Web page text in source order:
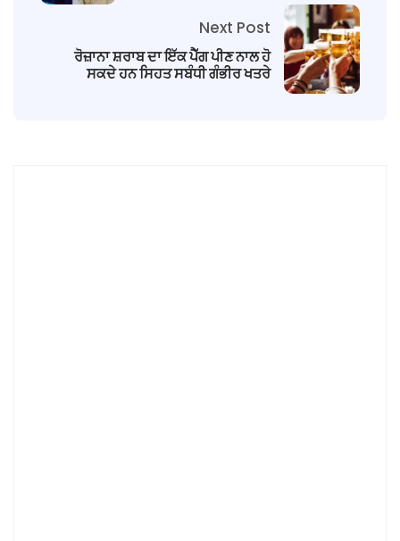
Next Post
ਰੋਜ਼ਾਨਾ ਸ਼ਰਾਬ ਦਾ ਇੱਕ ਪੈੱੱਗ ਪੀਣ ਨਾਲ ਹੋ
ਸਕਦੇ ਹਨ ਸਿਹਤ ਸਬੰਧੀ ਗੰਭੀਰ ਖਤਰੇ